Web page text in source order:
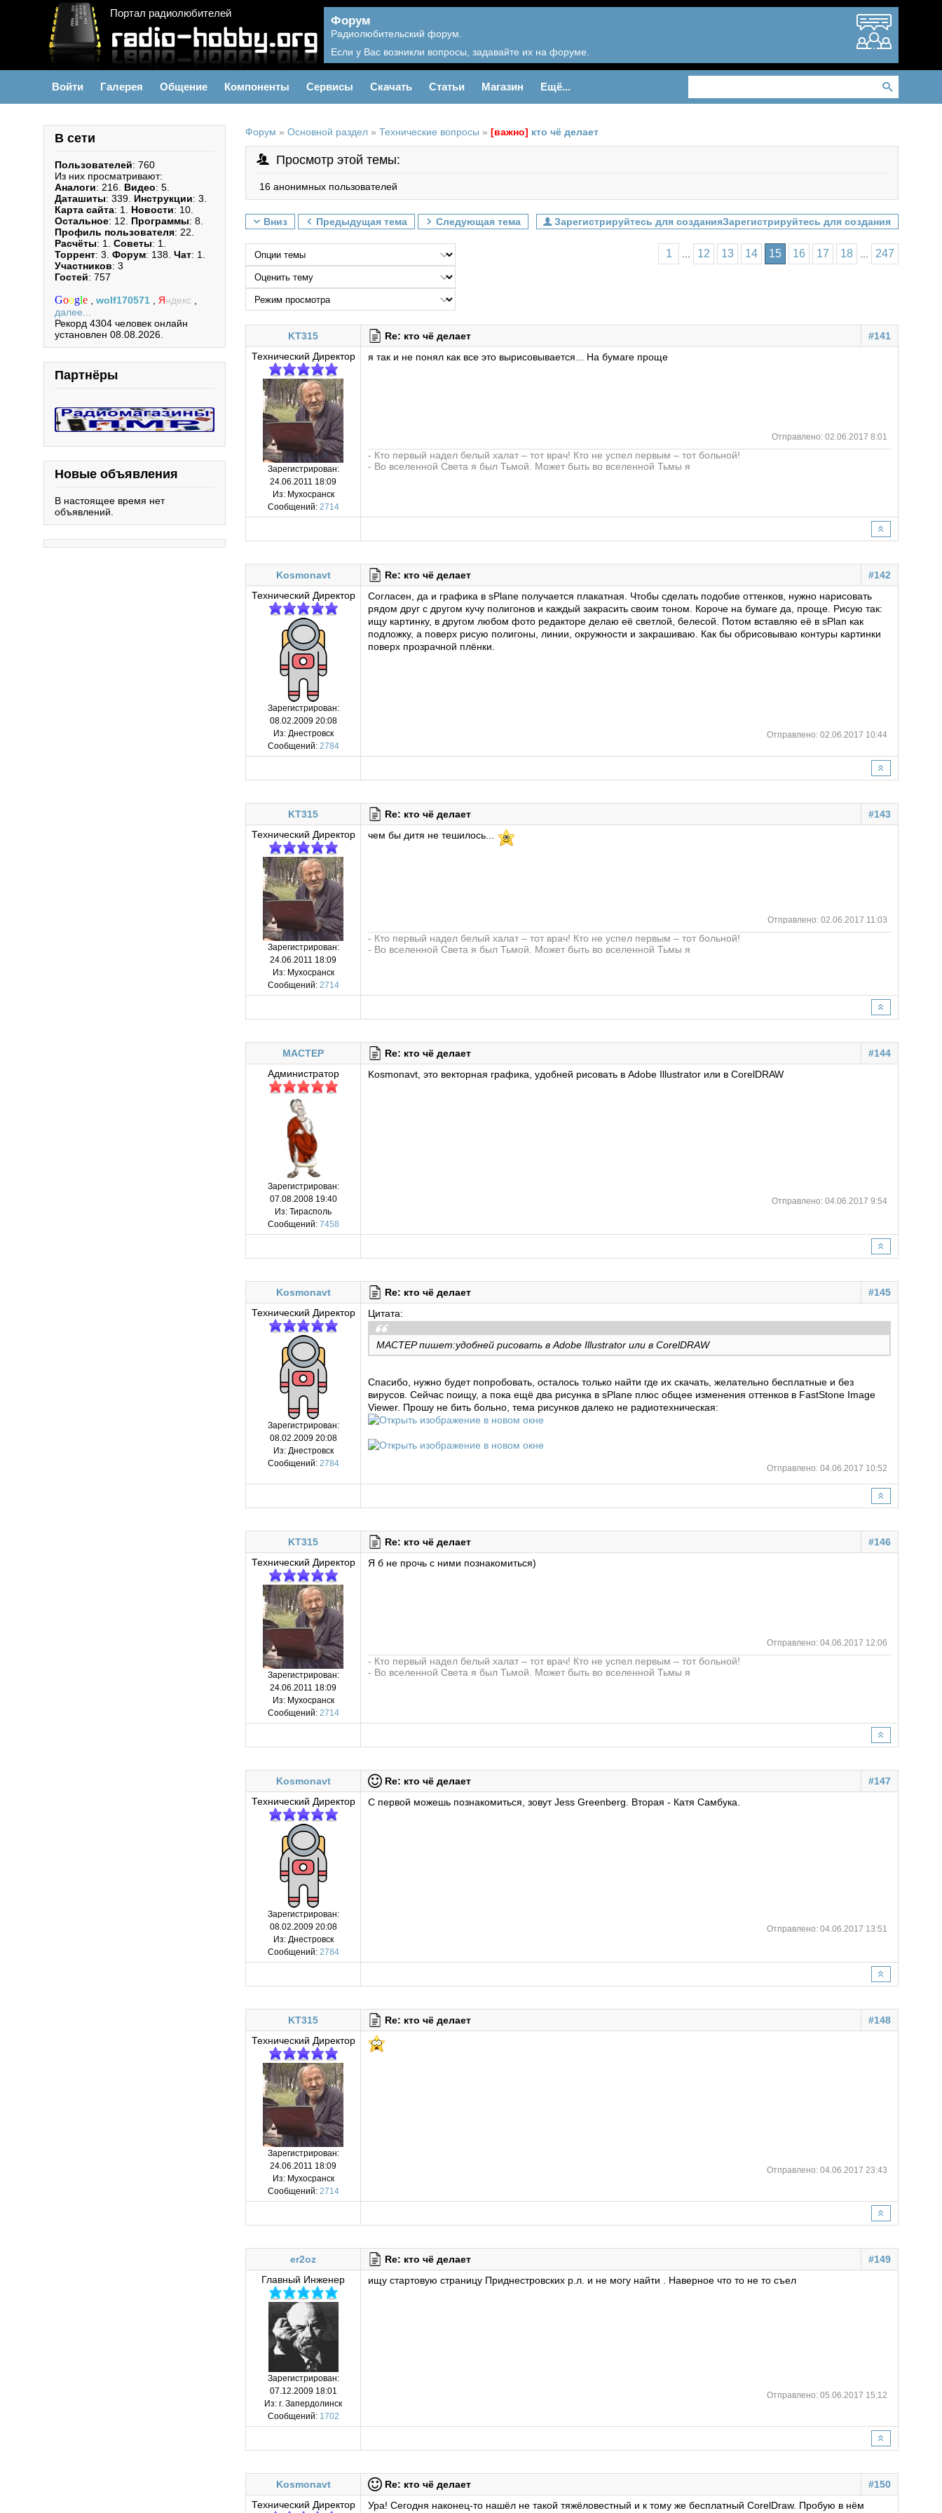
Портал радиолюбителей
Форум
Радиолюбительский форум.
Если у Вас возникли вопросы, задавайте их на форуме.
Войти Галерея Общение Компоненты Сервисы Скачать Статьи Магазин Ещё...
В сети
Пользователей: 760
Из них просматривают:
Аналоги: 216. Видео: 5.
Даташиты: 339. Инструкции: 3.
Карта сайта: 1. Новости: 10.
Остальное: 12. Программы: 8.
Профиль пользователя: 22.
Расчёты: 1. Советы: 1.
Торрент: 3. Форум: 138. Чат: 1.
Участников: 3
Гостей: 757
Google wolf170571 Яндекс
далее...
Рекорд 4304 человек онлайн
установлен 08.08.2026.
Партнёры
Новые объявления
В настоящее время нет
объявлений.
Форум » Основной раздел » Технические вопросы » [важно] кто чё делает
Просмотр этой темы:
16 анонимных пользователей
Вниз Предыдущая тема Следующая тема Зарегистрируйтесь для создания
1 12 13 14 15 16 17 18 247
KT315 Re: кто чё делает
#141
Технический Директор
Зарегистрирован:
24.06.2011 18:09
Из:Мухосранск
Сообщений: 2714
я так и не понял как все это вырисовывается... На бумаге проще
Отправлено: 02.06.2017 8:01
- Кто первый надел белый халат – тот врач! Кто не успел первым – тот больной!
- Во вселенной Света я был Тьмой. Может быть во вселенной Тьмы я
Kosmonavt Re: кто чё делает
#142
Технический Директор
Зарегистрирован:
08.02.2009 20:08
Из:Днестровск
Сообщений: 2784
Согласен, да и графика в sPlane получается плакатная. Чтобы сделать подобие оттенков, нужно нарисовать
рядом друг с другом кучу полигонов и каждый закрасить своим тоном. Короче на бумаге да, проще. Рисую так:
ищу картинку, в другом любом фото редакторе делаю её светлой, белесой. Потом вставляю её в sPlan как
подложку, а поверх рисую полигоны, линии, окружности и закрашиваю. Как бы обрисовываю контуры картинки
поверх прозрачной плёнки.
Отправлено: 02.06.2017 10:44
KT315 Re: кто чё делает
#143
Технический Директор
Зарегистрирован:
24.06.2011 18:09
Из:Мухосранск
Сообщений: 2714
чем бы дитя не тешилось...
Отправлено: 02.06.2017 11:03
- Кто первый надел белый халат – тот врач! Кто не успел первым – тот больной!
- Во вселенной Света я был Тьмой. Может быть во вселенной Тьмы я
MACTEP Re: кто чё делает
#144
Администратор
Зарегистрирован:
07.08.2008 19:40
Из: Тирасполь
Сообщений: 7458
Kosmonavt, это векторная графика, удобней рисовать в Adobe Illustrator или в CorelDRAW
Отправлено: 04.06.2017 9:54
Kosmonavt Re: кто чё делает
#145
Технический Директор
Зарегистрирован:
08.02.2009 20:08
Из:Днестровск
Сообщений: 2784
Цитата:
MACTEP пишет:удобней рисовать в Adobe Illustrator или в CorelDRAW
Спасибо, нужно будет попробовать, осталось только найти где их скачать, желательно бесплатные и без
вирусов. Сейчас поищу, а пока ещё два рисунка в sPlane плюс общее изменения оттенков в FastStone Image
Viewer. Прошу не бить больно, тема рисунков далеко не радиотехническая:
Отправлено: 04.06.2017 10:52
KT315 Re: кто чё делает
#146
Технический Директор
Зарегистрирован:
24.06.2011 18:09
Из:Мухосранск
Сообщений: 2714
Я б не прочь с ними познакомиться)
Отправлено: 04.06.2017 12:06
- Кто первый надел белый халат – тот врач! Кто не успел первым – тот больной!
- Во вселенной Света я был Тьмой. Может быть во вселенной Тьмы я
Kosmonavt Re: кто чё делает
#147
Технический Директор
Зарегистрирован:
08.02.2009 20:08
Из:Днестровск
Сообщений: 2784
С первой можешь познакомиться, зовут Jess Greenberg. Вторая - Катя Самбука.
Отправлено: 04.06.2017 13:51
KT315 Re: кто чё делает
#148
Технический Директор
Зарегистрирован:
24.06.2011 18:09
Из:Мухосранск
Сообщений: 2714
Отправлено: 04.06.2017 23:43
er2oz Re: кто чё делает
#149
Главный Инженер
Зарегистрирован:
07.12.2009 18:01
Из: г. Запердолинск
Сообщений: 1702
ищу стартовую страницу Приднестровских р.л. и не могу найти . Наверное что то не то съел
Отправлено: 05.06.2017 15:12
Kosmonavt Re: кто чё делает
#150
Технический Директор
Ура! Сегодня наконец-то нашёл не такой тяжёловестный и к тому же бесплатный CorelDraw. Пробую в нём